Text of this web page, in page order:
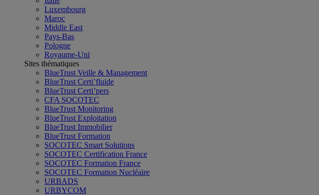
Luxembourg
Maroc
Middle East
Pays-Bas
Pologne
Royaume-Uni
Sites thématiques
BlueTrust Veille & Management
BlueTrust Certi’fluide
BlueTrust Certi’pers
CFA SOCOTEC
BlueTrust Monitoring
BlueTrust Exploitation
BlueTrust Immobilier
BlueTrust Formation
SOCOTEC Smart Solutions
SOCOTEC Certification France
SOCOTEC Formation France
SOCOTEC Formation Nucléaire
URBADS
URBYCOM